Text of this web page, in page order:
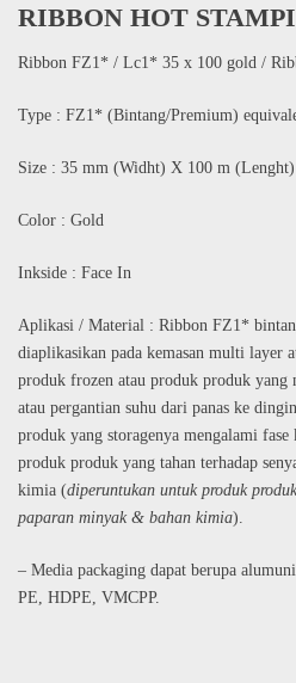
RIBBON HOT
Ribbon FZ1* / Lc1* 35 x 100 gold /
Type : FZ1* (Bintang/Premium)
Size : 35 mm (Widht) X 100 m (Lenght)
Color : Gold
Inkside : Face In
Aplikasi / Material : Ribbon FZ1*
diaplikasikan pada kemasan multi layer
produk frozen atau produk produk
atau pergantian suhu dari panas ke
produk yang storagenya mengalami
produk produk yang tahan terhadap
kimia (diperuntukan untuk produk
paparan minyak & bahan kimia).
– Media packaging dapat berupa
PE, HDPE, VMCPP.